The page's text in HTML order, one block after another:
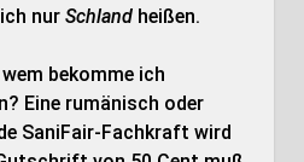
nur Schlandheißen.
bekomme ich
Eine rumänisch oder
SaniFair-Fachkraft wird